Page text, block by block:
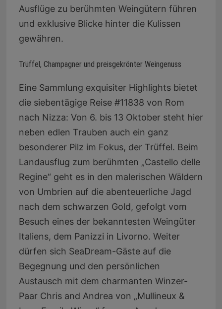
Ausflüge zu berühmten Weingütern führen
und exklusive Blicke hinter die Kulissen
gewähren.
Trüffel, Champagner und preisgekrönter Weingenuss
Eine Sammlung exquisiter Highlights bietet
die siebentägige Reise #11838 von Rom
nach Nizza: Von 6. bis 13 Oktober steht hier
neben edlen Trauben auch ein ganz
besonderer Pilz im Fokus, der Trüffel. Beim
Landausflug zum berühmten „Castello delle
Regine“ geht es in den malerischen Wäldern
von Umbrien auf die abenteuerliche Jagd
nach dem schwarzen Gold, gefolgt vom
Besuch eines der bekanntesten Weingüter
Italiens, dem Panizzi in Livorno. Weiter
dürfen sich SeaDream-Gäste auf die
Begegnung und den persönlichen
Austausch mit dem charmanten Winzer-
Paar Chris and Andrea von „Mullineux &